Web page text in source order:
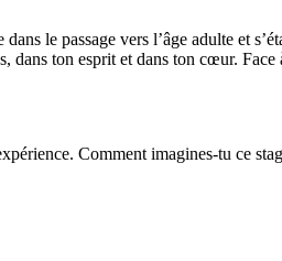
le passage vers l’âge adulte et
dans ton esprit et dans ton cœur. Face
Comment imagines-tu ce